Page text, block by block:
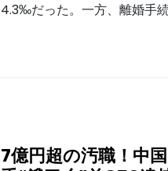
4.3‰だった。一方、離婚手
7億円超の汚職！中